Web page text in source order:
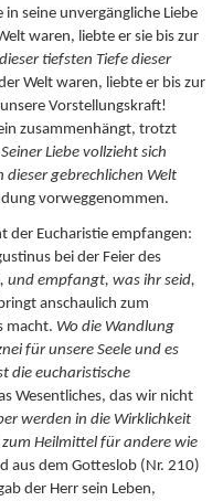
in seine unvergängliche Liebe
waren, liebte er sie bis zur
tiefsten Tiefe dieser
Welt waren, liebte er bis zur
Vorstellungskraft!
zusammenhängt, trotzt
Liebe vollzieht sich
gebrechlichen Welt
vorweggenommen.
der Eucharistie empfangen:
bei der Feier des
und empfangt, was ihr seid,
anschaulich zum
macht. Wo die Wandlung
für unsere Seele und es
die eucharistische
Wesentliches, das wir nicht
werden in die Wirklichkeit
Heilmittel für andere wie
aus dem Gotteslob (Nr. 210)
der Herr sein Leben,